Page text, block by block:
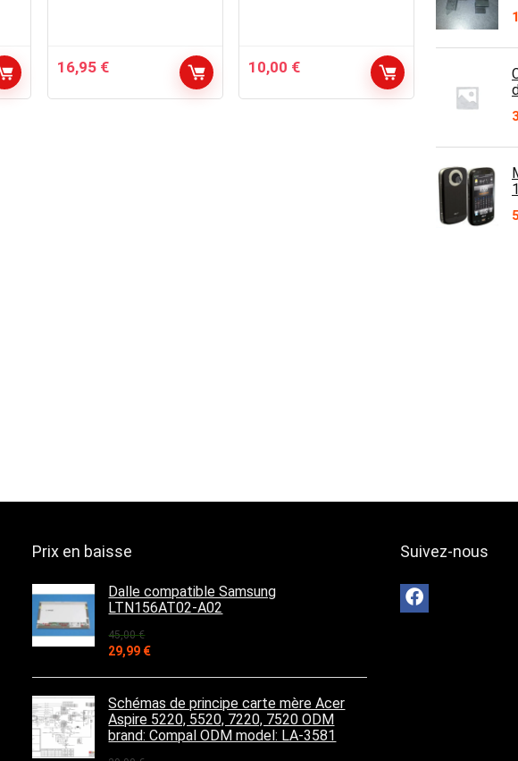
16,95 € 10,00 €
Prix en baisse
Dalle compatible Samsung
LTN156AT02-A02
45,00€
Le
initial
était :
45,00 €.
29,99 €Le
actuel
est :
29,99 €.
Schémas de principe carte mère Acer
Aspire 5220, 5520, 7220, 7520 ODM
brand: Compal ODM model: LA-3581
Suivez-nous